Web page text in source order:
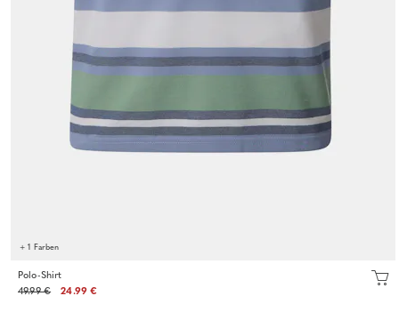
+ 1 Farben
Polo-Shirt
49.99 €
24.99 €